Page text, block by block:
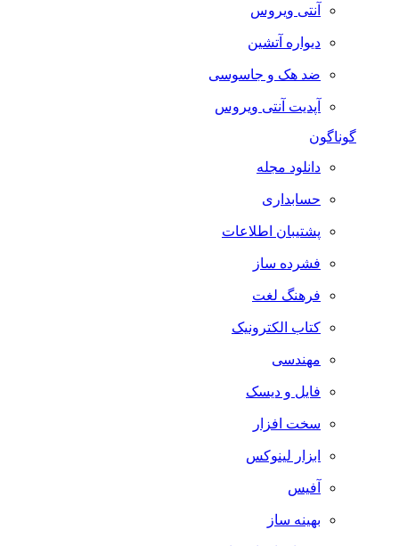
آنتی ویروس
دیواره آتشین
ضد هک و جاسوسی
آپدیت آنتی ویروس
گوناگون
دانلود مجله
حسابداری
پشتیبان اطلاعات
فشرده ساز
فرهنگ لغت
کتاب الکترونیک
مهندسی
فایل و دیسک
سخت افزار
ابزار لینوکس
آفیس
بهینه ساز